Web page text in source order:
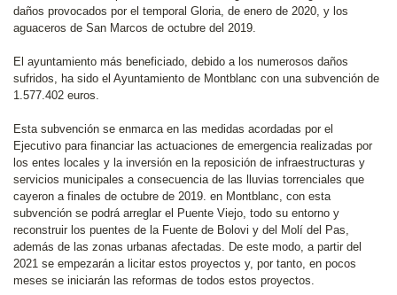
daños provocados por el temporal Gloria, de enero de 2020, y los
aguaceros de San Marcos de octubre del 2019.
El ayuntamiento más beneficiado, debido a los numerosos daños
sufridos, ha sido el Ayuntamiento de Montblanc con una subvención de
1.577.402 euros.
Esta subvención se enmarca en las medidas acordadas por el
Ejecutivo para financiar las actuaciones de emergencia realizadas por
los entes locales y la inversión en la reposición de infraestructuras y
servicios municipales a consecuencia de las lluvias torrenciales que
cayeron a finales de octubre de 2019. en Montblanc, con esta
subvención se podrá arreglar el Puente Viejo, todo su entorno y
reconstruir los puentes de la Fuente de Bolovi y del Molí del Pas,
además de las zonas urbanas afectadas. De este modo, a partir del
2021 se empezarán a licitar estos proyectos y, por tanto, en pocos
meses se iniciarán las reformas de todos estos proyectos.